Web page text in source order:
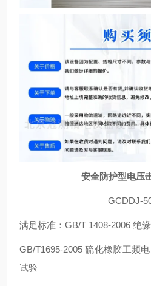
安全防护型电压
GCDDJ-
满足标准：GB/T 1408-2006 绝
GB/T1695-2005 硫化橡胶工频
试验